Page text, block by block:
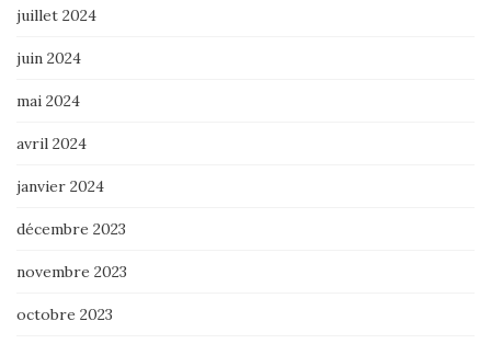
juillet 2024
juin 2024
mai 2024
avril 2024
janvier 2024
décembre 2023
novembre 2023
octobre 2023